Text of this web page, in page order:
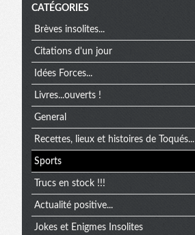
CATÉGORIES
Brèves insolites...
Citations d'un jour
Idées Forces...
Livres...ouverts !
General
Recettes, lieux et histoires de Toqués...
Sports
Trucs en stock !!!
Actualité positive...
Jokes et Enigmes Insolites